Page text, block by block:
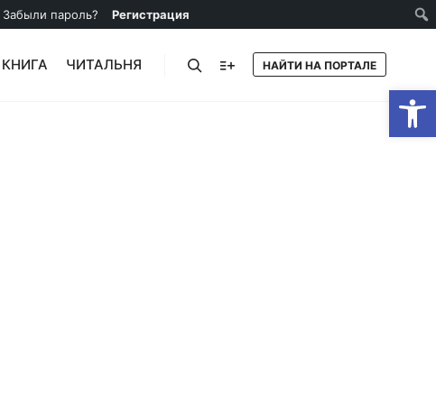
Забыли пароль? Регистрация
ЧИТАЛЬНЯ НАЙТИ НА ПОРТАЛЕ